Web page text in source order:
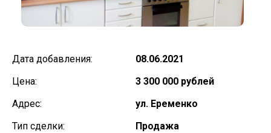
Дата добавления:
08.06.2021
Цена:
3 300 000 рублей
Адрес:
ул. Еременко
Тип сделки:
Продажа